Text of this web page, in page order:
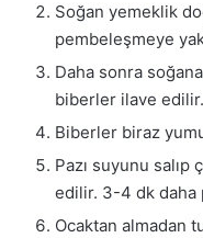
Soğan yemeklik
pembeleşmeye
Daha sonra
biberler ilave edilir.
Biberler biraz
Pazı suyunu
edilir. 3-4 dk daha
Ocaktan almadan